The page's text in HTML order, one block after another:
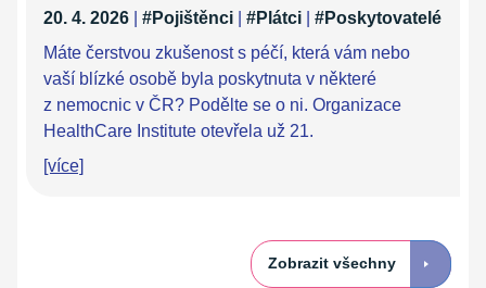
20. 4. 2026 #Pojištěnci #Plátci
#Poskytovatelé
Máte čerstvou zkušenost s péčí, která vám nebo
vaší blízké osobě byla poskytnuta v některé
z nemocnic v ČR? Podělte se o ni. Organizace
HealthCare Institute otevřela už 21.
[více]
Zobrazit všechny